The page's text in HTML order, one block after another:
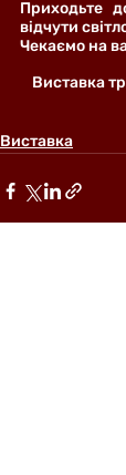
Приходьте
відчути
Чекаємо на
Виставка
Виставка